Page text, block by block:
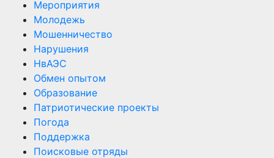
Мероприятия
Молодежь
Мошенничество
Нарушения
НвАЭС
Обмен опытом
Образование
Патриотические проекты
Погода
Поддержка
Поисковые отряды